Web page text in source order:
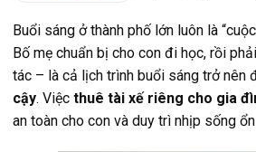
Buổi sáng ở thành phố lớn luôn là
Bố mẹ chuẩn bị cho con đi học, rồi
tác – là cả lịch trình buổi sáng trở nên
cậy. Việc thuê tài xế riêng cho gia
an toàn cho con và duy trì nhịp sống